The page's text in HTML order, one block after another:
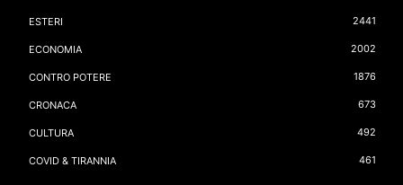
ESTERI 2441
ECONOMIA 2002
CONTRO POTERE 1876
CRONACA 673
CULTURA 492
COVID & TIRANNIA 461